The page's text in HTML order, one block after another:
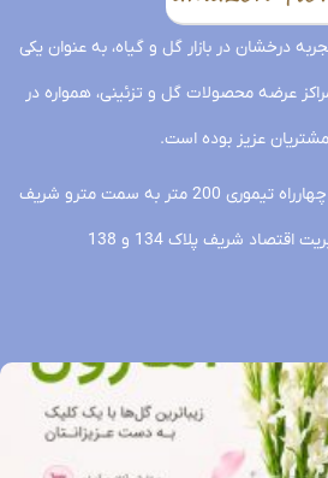
با ۲۰ سال تجربه درخشان در بازار گل و گیاه، به عنوان یکی
عرضه محصولات گل و تزئینی، همواره در
عزیز بوده است.
: تهران – طرشت – چهارراه تیموری 200 متر به سمت مترو شریف
شریف پلاک 134 و 138